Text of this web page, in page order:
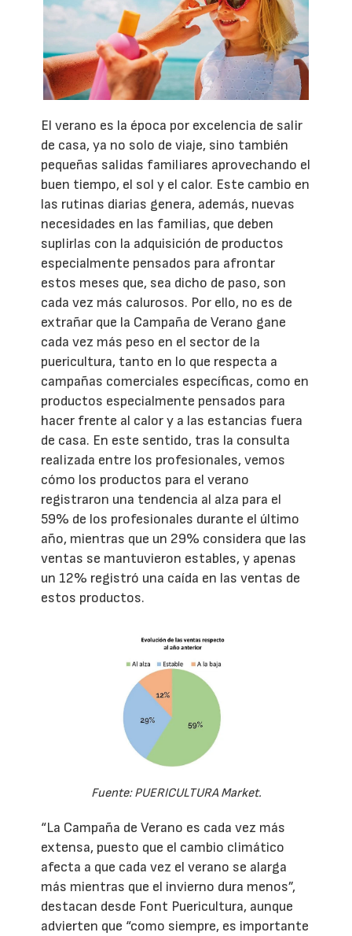
El verano es la época por excelencia de salir
de casa, ya no solo de viaje, sino también
pequeñas salidas familiares aprovechando el
buen tiempo, el sol y el calor. Este cambio en
las rutinas diarias genera, además, nuevas
necesidades en las familias, que deben
suplirlas con la adquisición de productos
especialmente pensados para afrontar
estos meses que, sea dicho de paso, son
cada vez más calurosos. Por ello, no es de
extrañar que la Campaña de Verano gane
cada vez más peso en el sector de la
puericultura, tanto en lo que respecta a
campañas comerciales específicas, como en
productos especialmente pensados para
hacer frente al calor y a las estancias fuera
de casa. En este sentido, tras la consulta
realizada entre los profesionales, vemos
cómo los productos para el verano
registraron una tendencia al alza para el
59% de los profesionales durante el último
año, mientras que un 29% considera que las
ventas se mantuvieron estables, y apenas
un 12% registró una caída en las ventas de
estos productos.
Fuente: PUERICULTURA Market.
“La Campaña de Verano es cada vez más
extensa, puesto que el cambio climático
afecta a que cada vez el verano se alarga
más mientras que el invierno dura menos”,
destacan desde Font Puericultura, aunque
advierten que “como siempre, es importante